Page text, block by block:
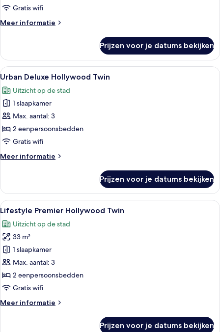
Gratis wifi
Meer informatie
Meer
Club
Twin
Prijzen voor je datums bekijken
Alle
foto's
voor
Urban
Deluxe
Hollywood
Twin
Een moderne hotelkamer met een
3
Urban Deluxe Hollywood Twin
Uitzicht op de stad
1 slaapkamer
Max. aantal: 3
2 eenpersoonsbedden
Gratis wifi
Meer informatie
Meer
Deluxe
Hollywood
Twin
Prijzen voor je datums bekijken
Alle
foto's
voor
Lifestyle
Premier
Hollywood
Twin
laden
Een moderne hotelkamer met een
3
Lifestyle Premier Hollywood Twin
Uitzicht op de stad
33 m²
1 slaapkamer
Max. aantal: 3
2 eenpersoonsbedden
Gratis wifi
Meer informatie
Meer
Prijzen voor je datums bekijken